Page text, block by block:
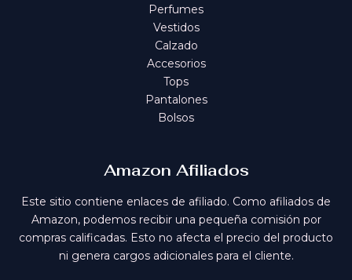
Perfumes
Vestidos
Calzado
Accesorios
Tops
Pantalones
Bolsos
Amazon Afiliados
Este sitio contiene enlaces de afiliado. Como afiliados de
Amazon, podemos recibir una pequeña comisión por
compras calificadas. Esto no afecta el precio del producto
ni genera cargos adicionales para el cliente.